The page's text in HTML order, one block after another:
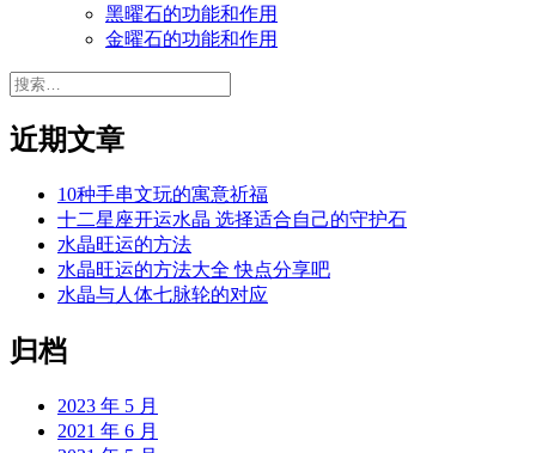
黑曜石的功能和作用
金曜石的功能和作用
搜
近期文章
10种手串文玩的寓意祈福
十二星座开运水晶 选择适合自己的守护石
水晶旺运的方法
水晶旺运的方法大全 快点分享吧
水晶与人体七脉轮的对应
归档
2023 年 5 月
2021 年 6 月